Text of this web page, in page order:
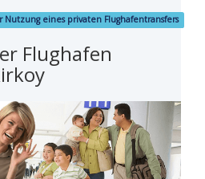
eines privaten Flughafentransfers
Flughafen